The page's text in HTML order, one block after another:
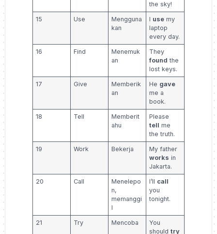
the sky!
15 Use
Mengguna
kan
I use my
laptop
every day.
16 Find
Menemuk
an
They
found the
lost keys.
17 Give
Memberik
an
He gave
me a
book.
18 Tell
Memberit
ahu
Please
tell me
the truth.
19 Work Bekerja
My father
works in
Jakarta.
20 Call
Menelepo
n,
memanggi
l
I’ll call
you
tonight.
21 Try Mencoba
You
shouldtry